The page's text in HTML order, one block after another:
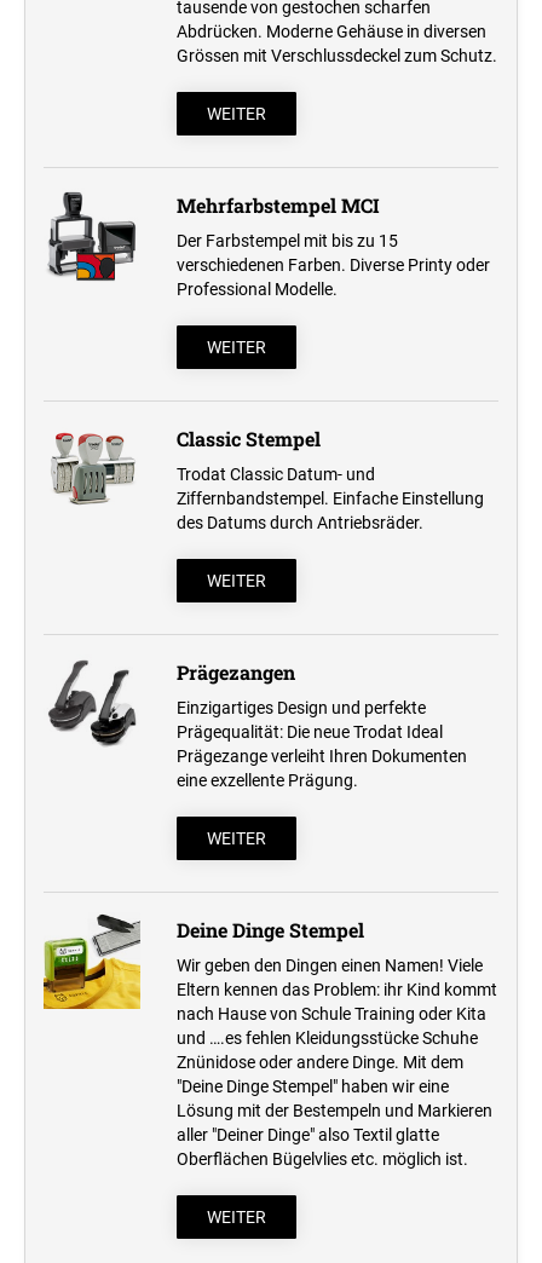
tausende von gestochen scharfen
Abdrücken. Moderne Gehäuse in diversen
Grössen mit Verschlussdeckel zum Schutz.
WEITER
Mehrfarbstempel MCI
Der Farbstempel mit bis zu 15
verschiedenen Farben. Diverse Printy oder
Professional Modelle.
WEITER
Classic Stempel
Trodat Classic Datum- und
Ziffernbandstempel. Einfache Einstellung
des Datums durch Antriebsräder.
WEITER
Prägezangen
Einzigartiges Design und perfekte
Prägequalität: Die neue Trodat Ideal
Prägezange verleiht Ihren Dokumenten
eine exzellente Prägung.
WEITER
Deine Dinge Stempel
Wir geben den Dingen einen Namen! Viele
Eltern kennen das Problem: ihr Kind kommt
nach Hause von Schule Training oder Kita
und ….es fehlen Kleidungsstücke Schuhe
Znünidose oder andere Dinge. Mit dem
"Deine Dinge Stempel" haben wir eine
Lösung mit der Bestempeln und Markieren
aller "Deiner Dinge" also Textil glatte
Oberflächen Bügelvlies etc. möglich ist.
WEITER